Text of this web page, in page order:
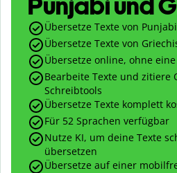
Punjabi und
Übersetze Texte von
Übersetze Texte von
Übersetze online, ohne
Bearbeite Texte und zitiere
Schreibtools
Übersetze Texte komplett
Für 52 Sprachen verfügbar
Nutze KI, um deine Texte
übersetzen
Übersetze auf einer